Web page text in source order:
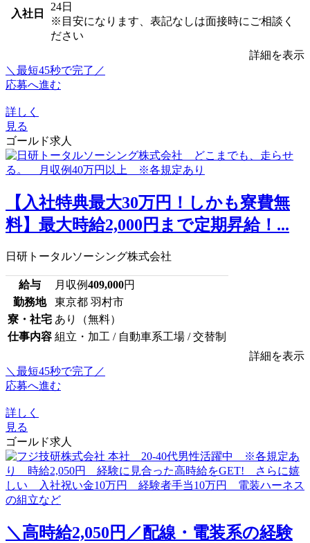
入社日
24日
※目安になります、表記なしは面接時にご相談く
ださい
詳細を表示
＼最短45秒で完了／
応募へ進む
詳しく
見る
ゴールド求人
【入社特典最大30万円！しかも寮費無
料】最大時給2,000円まで定期昇給！...
日研トータルソーシング株式会社
給与 月収例409,000円
勤務地
東京都 羽村市
寮・社宅 あり（無料）
仕事内容 組立・加工 / 自動車系工場 / 交替制
詳細を表示
＼最短45秒で完了／
応募へ進む
詳しく
見る
ゴールド求人
＼高時給2,050円／配線・電装系の経験